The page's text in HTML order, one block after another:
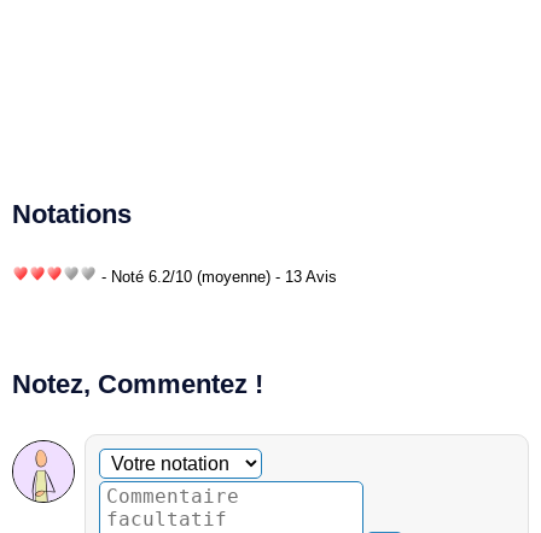
Notations
- Noté 6.2/10 (moyenne) - 13 Avis
Notez, Commentez !
Commentaire facultatif
Votre notation